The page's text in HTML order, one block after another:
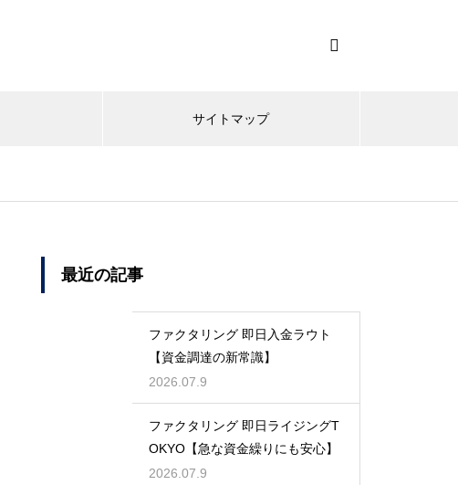
サイトマップ
最近の記事
ファクタリング 即日入金ラウト
【資金調達の新常識】
2026.07.9
ファクタリング 即日ライジングT
OKYO【急な資金繰りにも安心】
2026.07.9